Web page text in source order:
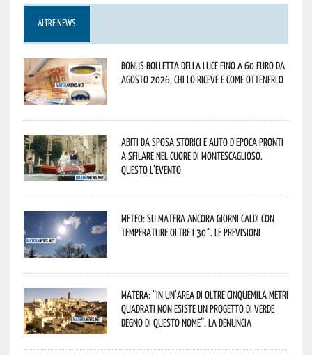
ALTRE NEWS
Bonus bolletta della luce fino a 60 euro da
agosto 2026, chi lo riceve e come ottenerlo
Abiti da sposa storici e auto d’epoca pronti
a sfilare nel cuore di Montescaglioso.
Questo l’evento
Meteo: su Matera ancora giorni caldi con
temperature oltre i 30°. Le previsioni
Matera: “In un’area di oltre cinquemila metri
quadrati non esiste un progetto di verde
degno di questo nome”. La denuncia